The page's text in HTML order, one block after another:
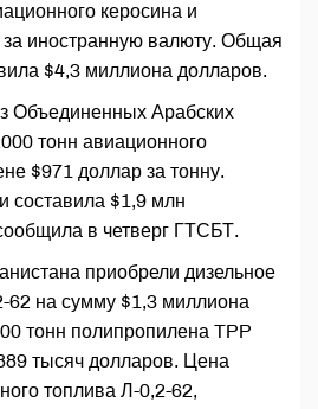
керосина и
за иностранную валюту. Общая
$4,3 миллиона долларов.
Объединенных Арабских
тонн авиационного
$971 доллар за тонну.
составила $1,9 млн
в четверг ГТСБТ.
приобрели дизельное
62 на сумму $1,3 миллиона
тонн полипропилена TPP
тысяч долларов. Цена
топлива Л-0,2-62,